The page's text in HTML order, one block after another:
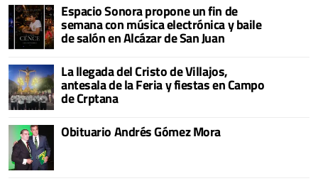
Espacio Sonora propone un fin de
semana con música electrónica y baile
de salón en Alcázar de San Juan
La llegada del Cristo de Villajos,
antesala de la Feria y fiestas en Campo
de Crptana
Obituario Andrés Gómez Mora